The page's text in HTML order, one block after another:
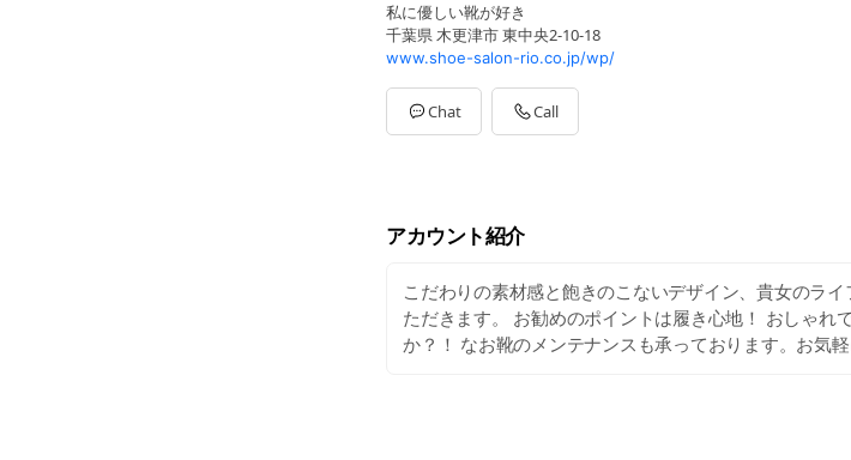
私に優しい靴が好き
千葉県 木更津市 東中央2-10-18
www.shoe-salon-rio.co.jp/wp/
Chat Call
アカウント紹介
こだわりの素材感と飽きのこないデザイン、貴女のラ
ただきます。 お勧めのポイントは履き心地！ おしゃれ
か？！ なお靴のメンテナンスも承っております。お気